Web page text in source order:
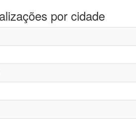
por cidade